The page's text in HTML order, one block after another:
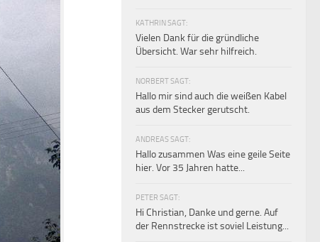
KATHRIN SAGT:
Vielen Dank für die gründliche
Übersicht. War sehr hilfreich.
NORBERT SAGT:
Hallo mir sind auch die weißen Kabel
aus dem Stecker gerutscht.
ANDREAS SAGT:
Hallo zusammen Was eine geile Seite
hier. Vor 35 Jahren hatte...
PETER SAGT:
Hi Christian, Danke und gerne. Auf
der Rennstrecke ist soviel Leistung...